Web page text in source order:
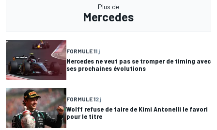
Plus de
Mercedes
FORMULE 11 j
Mercedes ne veut pas se tromper de timing avec
ses prochaines évolutions
FORMULE 12 j
Wolff refuse de faire de Kimi Antonelli le favori
pour le titre